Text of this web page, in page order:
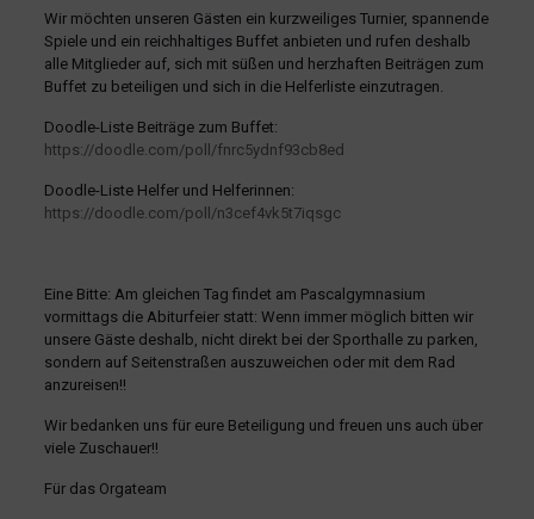
Wir möchten unseren Gästen ein kurzweiliges Turnier, spannende
Spiele und ein reichhaltiges Buffet anbieten und rufen deshalb
alle Mitglieder auf, sich mit süßen und herzhaften Beiträgen zum
Buffet zu beteiligen und sich in die Helferliste einzutragen.
Doodle-Liste Beiträge zum Buffet:
https://doodle.com/poll/fnrc5ydnf93cb8ed
Doodle-Liste Helfer und Helferinnen:
https://doodle.com/poll/n3cef4vk5t7iqsgc
Eine Bitte: Am gleichen Tag findet am Pascalgymnasium
vormittags die Abiturfeier statt: Wenn immer möglich bitten wir
unsere Gäste deshalb, nicht direkt bei der Sporthalle zu parken,
sondern auf Seitenstraßen auszuweichen oder mit dem Rad
anzureisen!!
Wir bedanken uns für eure Beteiligung und freuen uns auch über
viele Zuschauer!!
Für das Orgateam